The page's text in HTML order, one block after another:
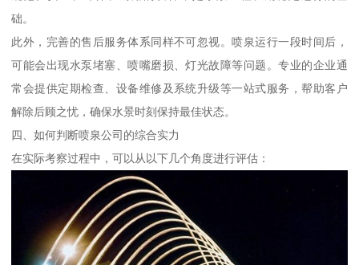
础。
此外，完善的售后服务体系同样不可忽视。喷泉运行一段时间后，
可能会出现水泵堵塞、喷嘴磨损、灯光故障等问题。专业的企业通
常会提供定期检查、设备维修及系统升级等一站式服务，帮助客户
解除后顾之忧，确保水景时刻保持最佳状态。
四、如何判断喷泉公司的综合实力
在实际考察过程中，可以从以下几个角度进行评估：